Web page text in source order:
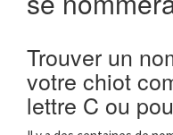
Trouver un
votre chiot
lettre C ou